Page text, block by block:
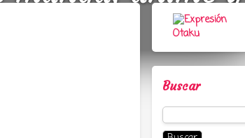
Buscar
Buscar: